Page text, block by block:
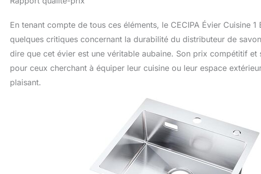
En tenant compte de tous ces éléments, le CECIPA Évier Cuisine
quelques critiques concernant la durabilité du distributeur de
dire que cet évier est une véritable aubaine. Son prix compétitif
pour ceux cherchant à équiper leur cuisine ou leur espace
plaisant.